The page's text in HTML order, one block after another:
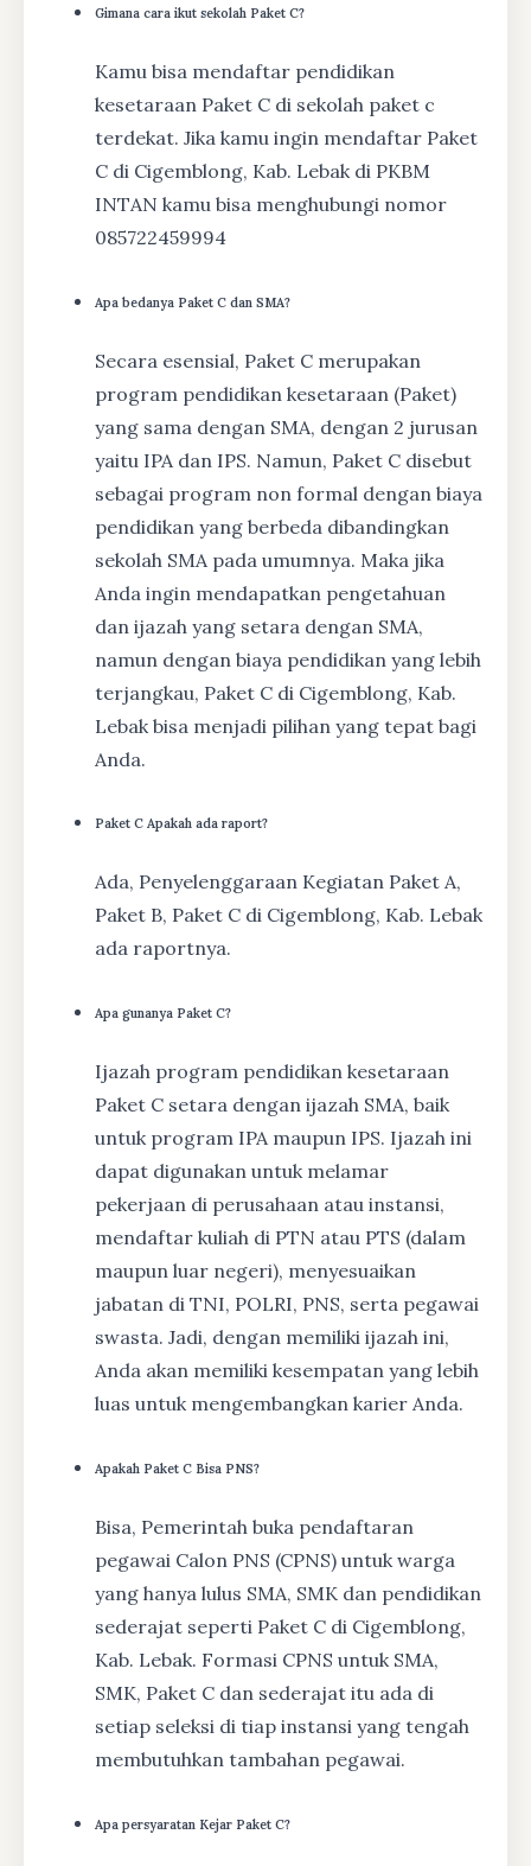
Gimana cara ikut sekolah Paket C?
Kamu bisa mendaftar pendidikan
kesetaraan Paket C di sekolah paket c
terdekat. Jika kamu ingin mendaftar Paket
C di Cigemblong, Kab. Lebak di PKBM
INTAN kamu bisa menghubungi nomor
085722459994
Apa bedanya Paket C dan SMA?
Secara esensial, Paket C merupakan
program pendidikan kesetaraan (Paket)
yang sama dengan SMA, dengan 2 jurusan
yaitu IPA dan IPS. Namun, Paket C disebut
sebagai program non formal dengan biaya
pendidikan yang berbeda dibandingkan
sekolah SMA pada umumnya. Maka jika
Anda ingin mendapatkan pengetahuan
dan ijazah yang setara dengan SMA,
namun dengan biaya pendidikan yang lebih
terjangkau, Paket C di Cigemblong, Kab.
Lebak bisa menjadi pilihan yang tepat bagi
Anda.
Paket C Apakah ada raport?
Ada, Penyelenggaraan Kegiatan Paket A,
Paket B, Paket C di Cigemblong, Kab. Lebak
ada raportnya.
Apa gunanya Paket C?
Ijazah program pendidikan kesetaraan
Paket C setara dengan ijazah SMA, baik
untuk program IPA maupun IPS. Ijazah ini
dapat digunakan untuk melamar
pekerjaan di perusahaan atau instansi,
mendaftar kuliah di PTN atau PTS (dalam
maupun luar negeri), menyesuaikan
jabatan di TNI, POLRI, PNS, serta pegawai
swasta. Jadi, dengan memiliki ijazah ini,
Anda akan memiliki kesempatan yang lebih
luas untuk mengembangkan karier Anda.
Apakah Paket C Bisa PNS?
Bisa, Pemerintah buka pendaftaran
pegawai Calon PNS (CPNS) untuk warga
yang hanya lulus SMA, SMK dan pendidikan
sederajat seperti Paket C di Cigemblong,
Kab. Lebak. Formasi CPNS untuk SMA,
SMK, Paket C dan sederajat itu ada di
setiap seleksi di tiap instansi yang tengah
membutuhkan tambahan pegawai.
Apa persyaratan Kejar Paket C?